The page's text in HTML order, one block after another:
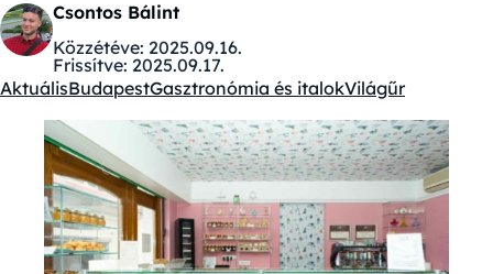
Csontos Bálint
Közzétéve: 2025.09.16.
Frissítve: 2025.09.17.
Kategóriák:
AktuálisBudapestGasztronómia és italokVilágűr